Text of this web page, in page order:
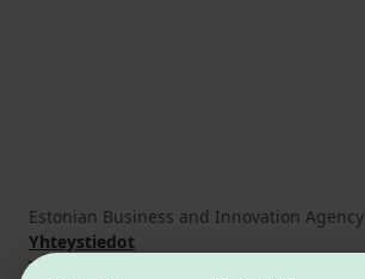
Estonian Business and Innovation Agency
Yhteystiedot
Yhteistyökumppanit